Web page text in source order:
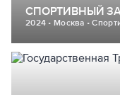
СПОРТИВНЫЙ
2024 • Москва •